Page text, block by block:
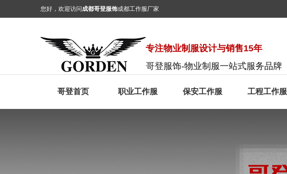
您好，欢迎访问成都哥登服饰成都工作服厂家
专注物业制服设计与销售15年
哥登服饰-物业制服一站式服务品牌
哥登首页 职业工作服 保安工作服 工程工作服